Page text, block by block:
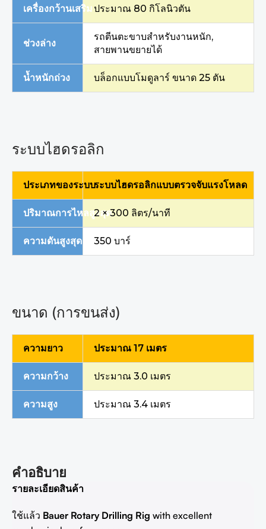
เครื่องกว้านเสริมประมาณ 80 กิโลนิวตัน
ช่วงล่าง
รถตีนตะขาบสำหรับงานหนัก,
สายพานขยายได้
น้ำหนักถ่วง บล็อกแบบโมดูลาร์ ขนาด 25 ตัน
ระบบไฮดรอลิก
ประเภทของระบบระบบไฮดรอลิกแบบตรวจจับแรงโหลด
ปริมาณการไหลสูงสุด2 × 300 ลิตร/นาที
ความดันสูงสุด 350 บาร์
ขนาด (การขนส่ง)
ความยาว ประมาณ 17 เมตร
ความกว้าง ประมาณ 3.0 เมตร
ความสูง ประมาณ 3.4 เมตร
คำอธิบาย
รายละเอียดสินค้า
ใช้แล้ว Bauer Rotary Drilling Rig with excellent